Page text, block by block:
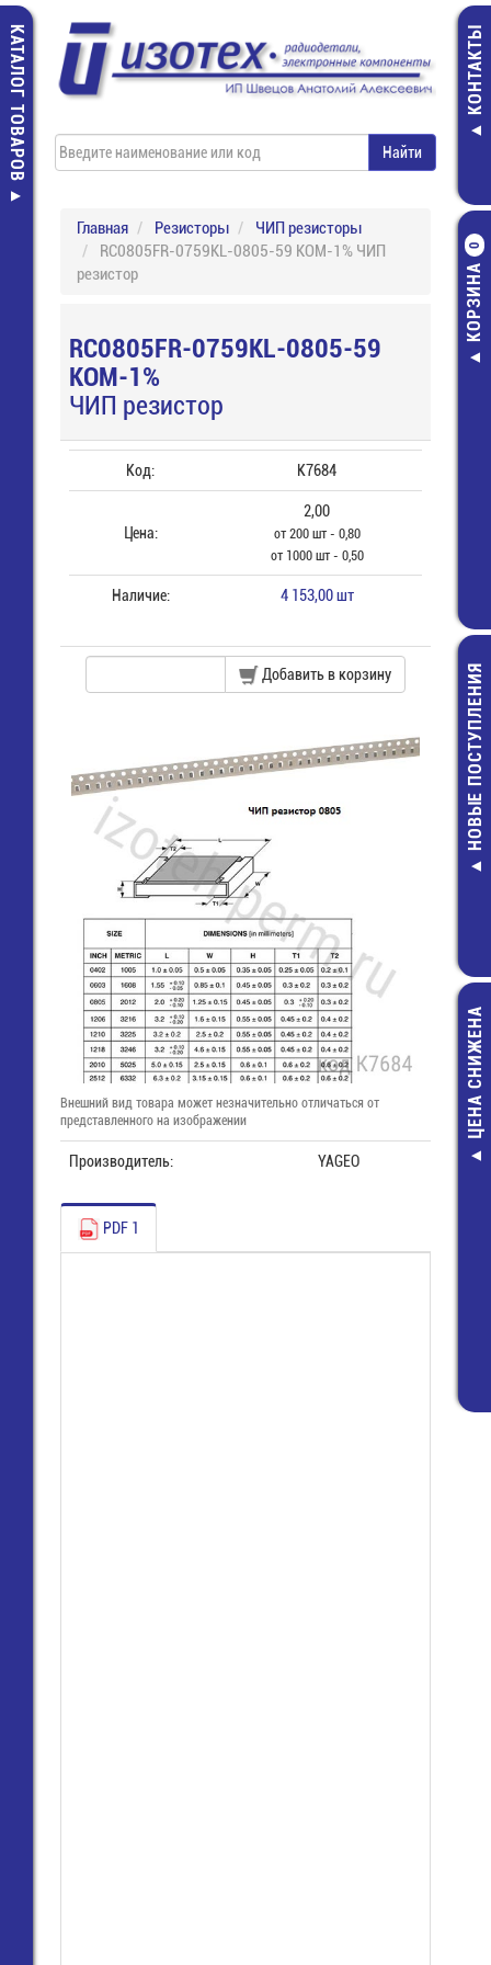
КАТАЛОГ ТОВАРОВ КОНТАКТЫ
КОРЗИНА
0
Заглушка
(MUSB-
НОВЫЕ ПОСТУПЛЕНИЯ
ЦЕНА СНИЖЕНА
Главная Резисторы
ЧИП резисторы
RC0805FR-0759KL-0805-59 КОМ-1% ЧИП
резистор
RC0805FR-0759KL-0805-59
КОМ-1%
ЧИП резистор
Код: К7684
Цена:
2,00
от 200 шт - 0,80
от 1000 шт - 0,50
Наличие: 4 153,00 шт
Добавить в корзину
Внешний вид товара может незначительно отличаться от
представленного на изображении
Производитель: YAGEO
PDF 1